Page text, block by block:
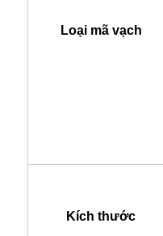
Loại mã vạch
Kích thước